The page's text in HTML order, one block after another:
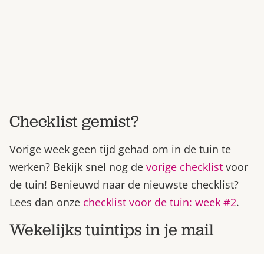
Checklist gemist?
Vorige week geen tijd gehad om in de tuin te
werken? Bekijk snel nog de vorige checklist voor
de tuin! Benieuwd naar de nieuwste checklist?
Lees dan onze checklist voor de tuin: week #2.
Wekelijks tuintips in je mail